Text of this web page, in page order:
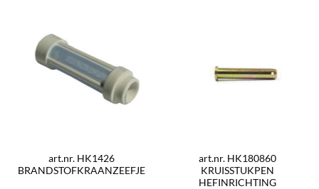
art.nr. HK1426
BRANDSTOFKRAANZEEFJE
art.nr. HK180860
KRUISSTUKPEN
HEFINRICHTING